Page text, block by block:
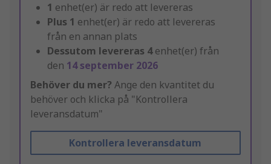
1 enhet(er) är redo att levereras
Plus 1 enhet(er) är redo att levereras
från en annan plats
Dessutom levereras 4enhet(er) från
den 14 september 2026
Behöver du mer? Ange den kvantitet du
behöver och klicka på "Kontrollera
leveransdatum"
Kontrollera leveransdatum